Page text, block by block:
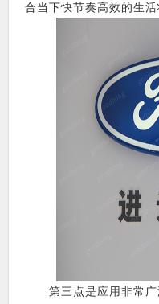
合当下快节奏高效的生活
第三点是应用非常广